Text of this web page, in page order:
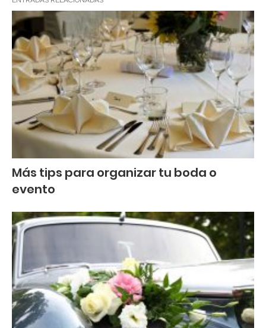
Más tips para organizar tu boda o
evento